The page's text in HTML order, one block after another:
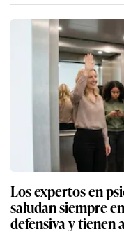
Los expertos en
saludan siempre
defensiva y tienen